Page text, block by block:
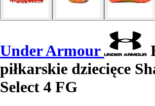
Under Armour
piłkarskie dziecięce
Select 4 FG